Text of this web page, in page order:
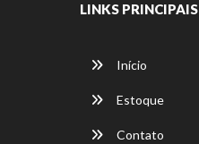
LINKS PRINCIPAIS
Início
Estoque
Contato